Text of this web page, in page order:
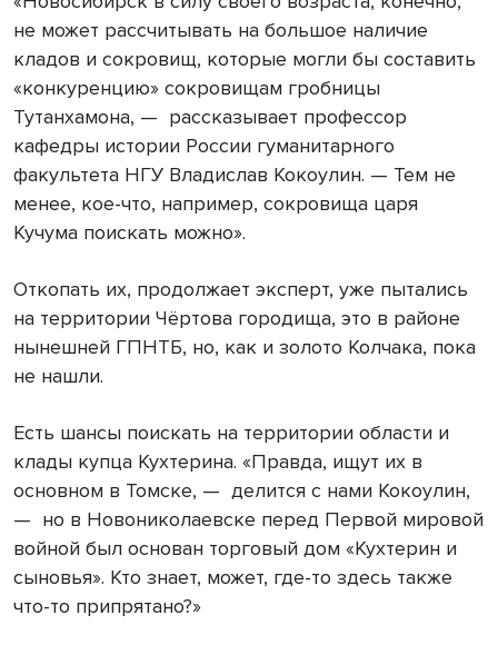
не может рассчитывать на большое наличие
кладов и сокровищ, которые могли бы составить
«конкуренцию» сокровищам гробницы
Тутанхамона, — рассказывает профессор
кафедры истории России гуманитарного
факультета НГУ Владислав Кокоулин. — Тем не
менее, кое-что, например, сокровища царя
Кучума поискать можно».
Откопать их, продолжает эксперт, уже пытались
на территории Чёртова городища, это в районе
нынешней ГПНТБ, но, как и золото Колчака, пока
не нашли.
Есть шансы поискать на территории области и
клады купца Кухтерина. «Правда, ищут их в
основном в Томске, — делится с нами Кокоулин,
— но в Новониколаевске перед Первой мировой
войной был основан торговый дом «Кухтерин и
сыновья». Кто знает, может, где-то здесь также
что-то припрятано?»